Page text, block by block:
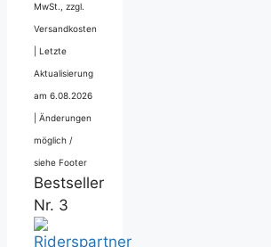
MwSt., zzgl.
Versandkosten
Letzte
Aktualisierung
am 6.08.2026
Änderungen
möglich /
siehe Footer
Bestseller
Nr. 3